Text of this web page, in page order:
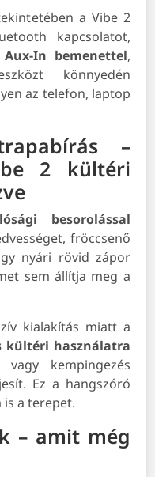
a Vibe 2
kapcsolatot,
Aux-In bemenettel,
könnyedén
az telefon, laptop
–
2 kültéri
besorolással
fröccsenő
nyári rövid zápor
sem állítja meg a
kialakítás miatt a
kültéri használatra
kempingezés
Ez a hangszóró
is a terepet.
– amit még